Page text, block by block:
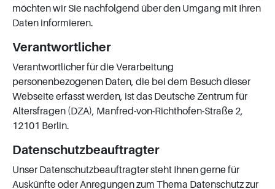
möchten wir Sie nachfolgend über den Umgang mit Ihren
Daten informieren.
Verantwortlicher
Verantwortlicher für die Verarbeitung
personenbezogenen Daten, die bei dem Besuch dieser
Webseite erfasst werden, ist das Deutsche Zentrum für
Altersfragen (DZA), Manfred-von-Richthofen-Straße 2,
12101 Berlin.
Datenschutzbeauftragter
Unser Datenschutzbeauftragter steht Ihnen gerne für
Auskünfte oder Anregungen zum Thema Datenschutz zur